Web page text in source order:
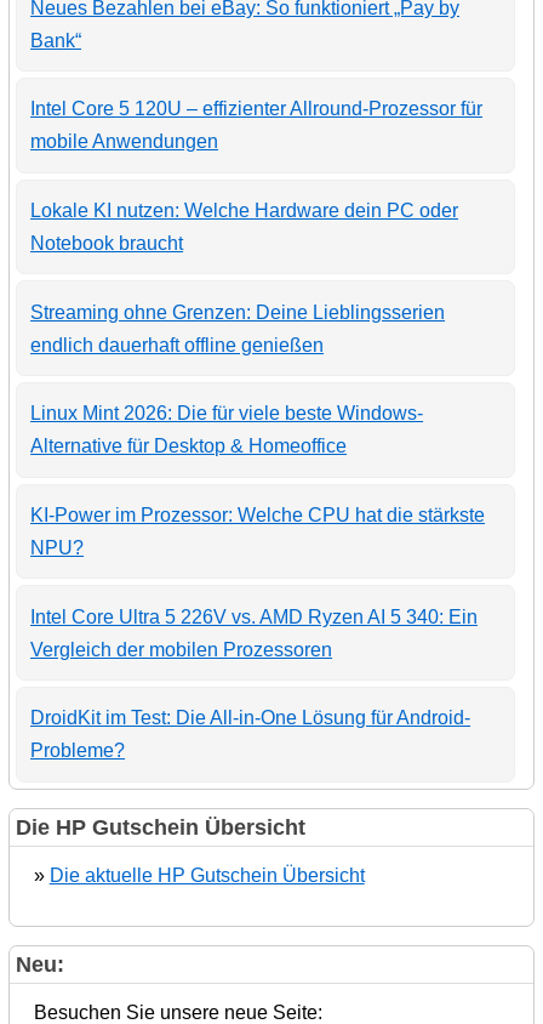
Neues Bezahlen bei eBay: So funktioniert „Pay by
Bank“
Intel Core 5 120U – effizienter Allround-Prozessor für
mobile Anwendungen
Lokale KI nutzen: Welche Hardware dein PC oder
Notebook braucht
Streaming ohne Grenzen: Deine Lieblingsserien
endlich dauerhaft offline genießen
Linux Mint 2026: Die für viele beste Windows-
Alternative für Desktop & Homeoffice
KI-Power im Prozessor: Welche CPU hat die stärkste
NPU?
Intel Core Ultra 5 226V vs. AMD Ryzen AI 5 340: Ein
Vergleich der mobilen Prozessoren
DroidKit im Test: Die All-in-One Lösung für Android-
Probleme?
Die HP Gutschein Übersicht
» Die aktuelle HP Gutschein Übersicht
Neu:
Besuchen Sie unsere neue Seite: